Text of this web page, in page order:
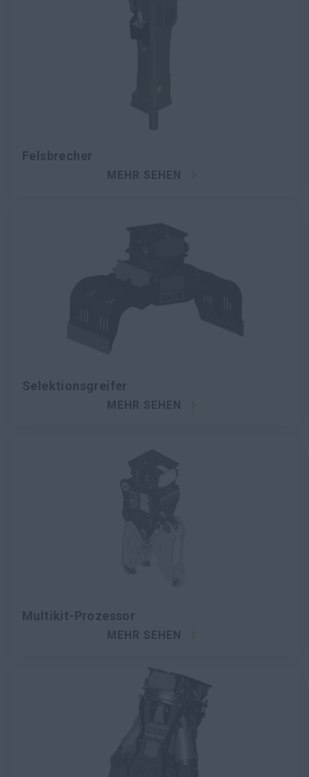
Felsbrecher
MEHR SEHEN
Selektionsgreifer
MEHR SEHEN
Multikit-Prozessor
MEHR SEHEN